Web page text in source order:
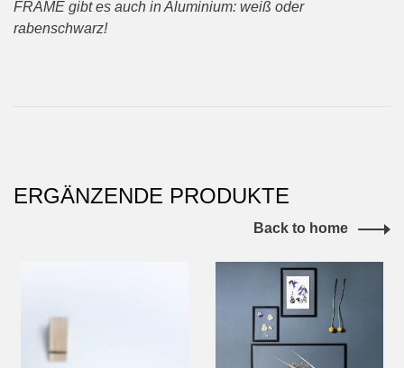
FRAME gibt es auch in Aluminium: weiß oder
rabenschwarz!
ERGÄNZENDE PRODUKTE
Back to home